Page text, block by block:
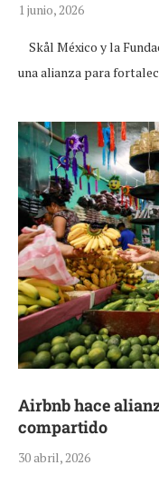
1 junio, 2026
Skål México y la
una alianza para
Airbnb hace
compartido
30 abril, 2026